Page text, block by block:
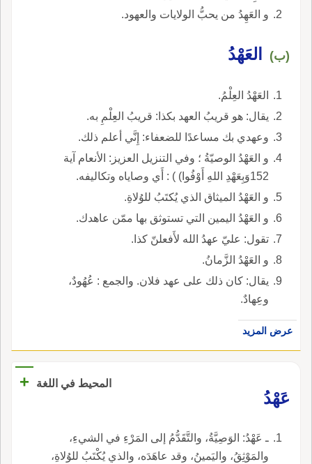
و العَهِدُ من يحبُّ الولايات والعهود.
(ب) العَهْدُ
العَهْدُ العِلْمُ.
يقال: هو قريبُ العهد بكذا: قريبُ العِلْمِ به.
وعهدي بك مساعدًا للضعفاء: إِنَّي أعلم ذلك.
و العَهْدُ الوصيّةُ ؛ وفي التنزيل العزيز: الأنعام آية
152وَبِعَهْدِ اللهِ أَوْفُوا) ) : أَي وصاياه وتكاليفه.
و العَهْدُ الميثاق الذي يُكتَبُ للوُلاةِ.
و العَهْدُ اليمين التي تستوثق بها ممّن عاهدك.
تقول: عليّ عهدُ الله لأَفعلنّ كذا.
و العَهْدُ الزَّمانُ.
يقال: كان ذلك على عهد فلان. والجمع : عُهُودٌ،
وعِهادٌ.
عرض المزيد
المحيط في اللغة
+
عَهْدُ
ـ عَهْدُ: الوَصِيَّةُ، والتَّقَدُّمُ إلى المَرْءِ في الشيءِ،
والمَوْثِقُ، واليَمينُ، وقد عاهَدَه، والذي يُكْتَبُ للوُلاةِ،